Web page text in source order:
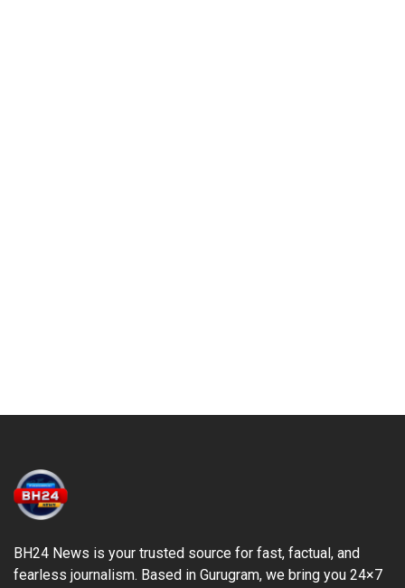
BH24 News is your trusted source for fast, factual, and
fearless journalism. Based in Gurugram, we bring you 24×7